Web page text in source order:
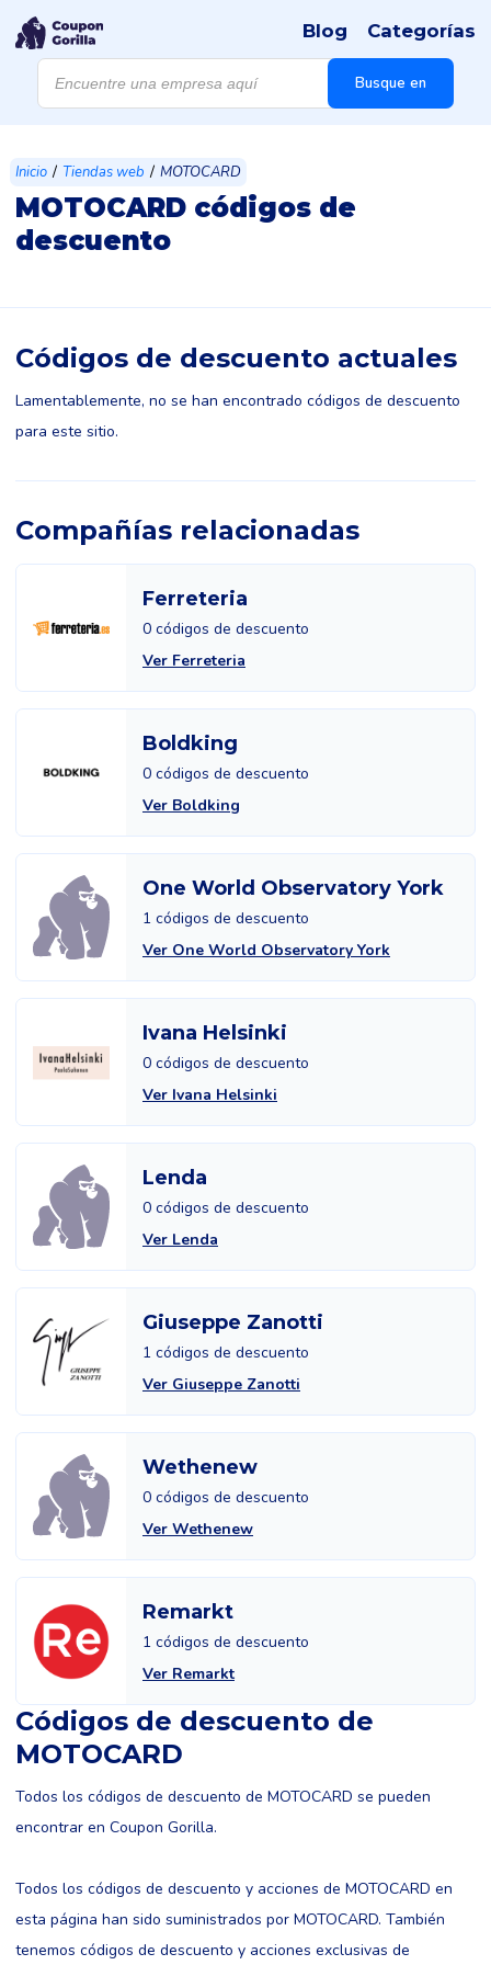
Búsqueda
productos
Busque en
Blog Categorías
Inicio / Tiendas web / MOTOCARD
MOTOCARD códigos de
descuento
Códigos de descuento actuales
Lamentablemente, no se han encontrado códigos de descuento
para este sitio.
Compañías relacionadas
Ferreteria
0 códigos de descuento
Ver Ferreteria
Boldking
0 códigos de descuento
Ver Boldking
One World Observatory York
1 códigos de descuento
Ver One World Observatory York
Ivana Helsinki
0 códigos de descuento
Ver Ivana Helsinki
Lenda
0 códigos de descuento
Ver Lenda
Giuseppe Zanotti
1 códigos de descuento
Ver Giuseppe Zanotti
Wethenew
0 códigos de descuento
Ver Wethenew
Remarkt
1 códigos de descuento
Ver Remarkt
Códigos de descuento de
MOTOCARD
Todos los códigos de descuento de MOTOCARD se pueden
encontrar en Coupon Gorilla.
Todos los códigos de descuento y acciones de MOTOCARD en
esta página han sido suministrados por MOTOCARD. También
tenemos códigos de descuento y acciones exclusivas de